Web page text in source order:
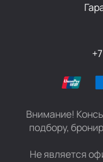
Внимание!
подбору,
Не является